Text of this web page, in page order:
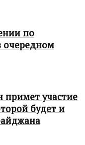
по
очередном
примет участие
будет и